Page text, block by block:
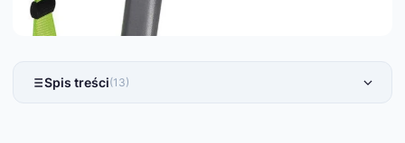
Spis treści(13)